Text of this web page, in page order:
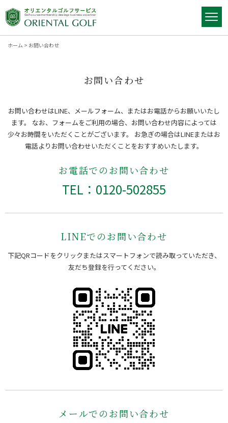
ホーム > お問い合わせ
お問い合わせ
お問い合わせはLINE、メールフォーム、またはお電話からお願いいたし
ます。
なお、フォームをご利用の場合、お問い合わせ内容によっては
少々お時間をいただくことがございます。
お急ぎの場合はLINEまたはお
電話よりお問い合わせいただくことをおすすめいたします。
お電話でのお問い合わせ
TEL：0120-502855
LINEでのお問い合わせ
下記QRコードをクリックまたはスマートフォンで読み取っていただき、
友だち登録を行ってください。
メールでのお問い合わせ